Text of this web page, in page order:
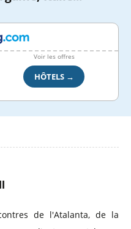
Voir les offres
HÔTELS →
de l'Atalanta, de la